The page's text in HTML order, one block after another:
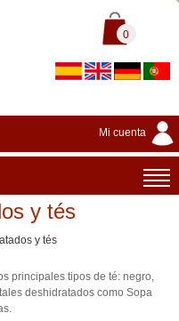
0
Mi cuenta
y tés
y tés
principales tipos de té: negro,
deshidratados como Sopa